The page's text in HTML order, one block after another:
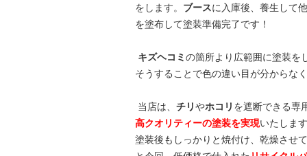
をします。 ブースに入庫後、養生して
を塗布して塗装準備完了です！
キズヘコミ の箇所より広範囲に塗装を
そうすることで色の違い目が分からな
当店は、 チリやホコリ を遮断できる専
高クオリティーの塗装を実現いたしま
塗装後もしっかりと焼付け、乾燥させ